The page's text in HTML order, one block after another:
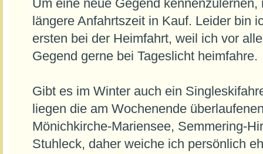
Um eine neue Gegend
längere Anfahrtszeit in Kauf. Leider bin
ersten bei der Heimfahrt, weil ich vor
Gegend gerne bei Tageslicht heimfahre.
Gibt es im Winter auch ein
liegen die am Wochenende
Mönichkirche-Mariensee, Semmering-
Stuhleck, daher weiche ich persönlich